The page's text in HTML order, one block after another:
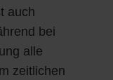
auch
bei
alle
zeitlichen